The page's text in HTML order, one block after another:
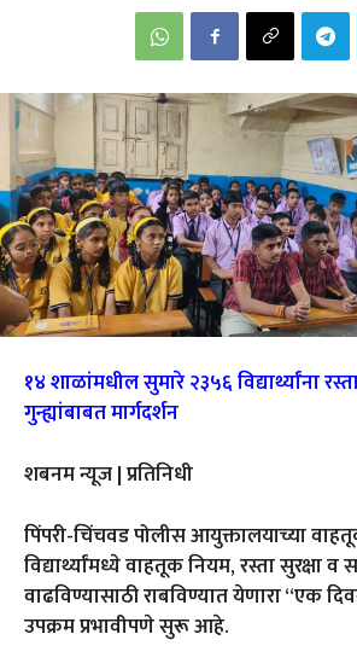
१४ शाळांमधील सुमारे २३५६ विद्यार्थ्यांना
गुन्ह्यांबाबत मार्गदर्शन
शबनम न्यूज | प्रतिनिधी
पिंपरी-चिंचवड पोलीस आयुक्तालयाच्या
विद्यार्थ्यांमध्ये वाहतूक नियम, रस्ता सुरक्षा
वाढविण्यासाठी राबविण्यात येणारा “एक
उपक्रम प्रभावीपणे सुरू आहे.